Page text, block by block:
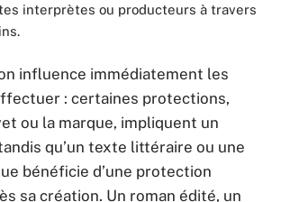
interprètes ou producteurs à travers
influence immédiatement les
: certaines protections,
ou la marque, impliquent un
qu’un texte littéraire ou une
bénéficie d’une protection
sa création. Un roman édité, un